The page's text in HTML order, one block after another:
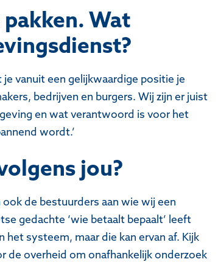
Wat
vanuit een gelijkwaardige positie je
bedrijven en burgers. Wij zijn er juist
en wat verantwoord is voor het
wordt.’
jou?
de bestuurders aan wie wij een
gedachte ‘wie betaalt bepaalt’ leeft
het systeem, maar die kan ervan af. Kijk
de overheid om onafhankelijk onderzoek